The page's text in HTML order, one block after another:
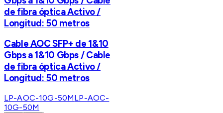
de fibra óptica Activo /
Longitud: 50 metros
Cable AOC SFP+ de 1&10
Gbps a 1&10 Gbps / Cable
de fibra óptica Activo /
Longitud: 50 metros
LP-AOC-10G-50MLP-AOC-
10G-50M